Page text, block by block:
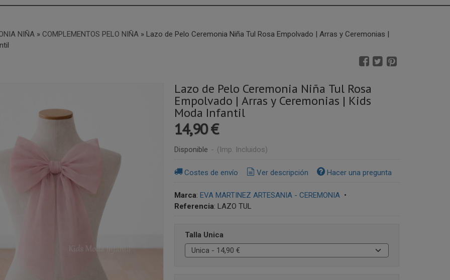
NIÑA» COMPLEMENTOS PELO NIÑA» Lazo de Pelo Ceremonia Niña Tul Rosa Empolvado | Arras y Ceremonias |
Lazo de Pelo Ceremonia Niña Tul Rosa
Empolvado | Arras y Ceremonias | Kids
Moda Infantil
14,90 €
Disponible - (Imp. Incluidos)
Costes de envío Ver descripción Hacer una pregunta
Marca: EVA MARTINEZ ARTESANIA - CEREMONIA•
Referencia: LAZO TUL
Talla Unica